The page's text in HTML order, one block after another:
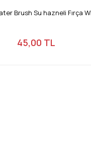
Brush Su hazneli Fırça
45,00 TL